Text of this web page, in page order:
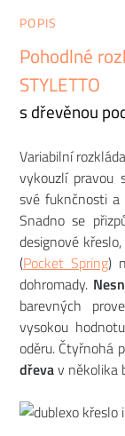
POPIS
Pohodlné
STYLETTO
s dřevěnou
Variabilní
vykouzlí pravou
své fuknčnosti
Snadno se
designové
(Pocket Spring)
dohromady.
barevných
vysokou hodnotu
oděru. Čtyřnohá
dřevav několika